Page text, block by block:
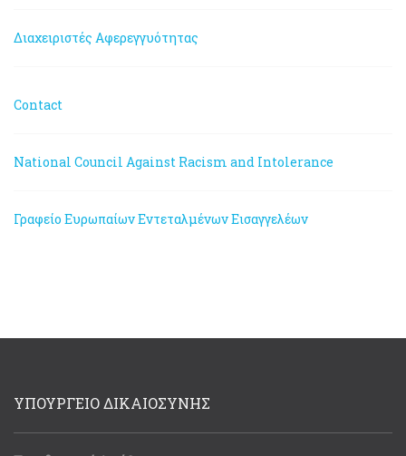
Διαχειριστές Αφερεγγυότητας
Contact
National Council Against Racism and Intolerance
Γραφείο Ευρωπαίων Εντεταλμένων Εισαγγελέων
ΥΠΟΥΡΓΕΙΟ ΔΙΚΑΙΟΣΥΝΗΣ